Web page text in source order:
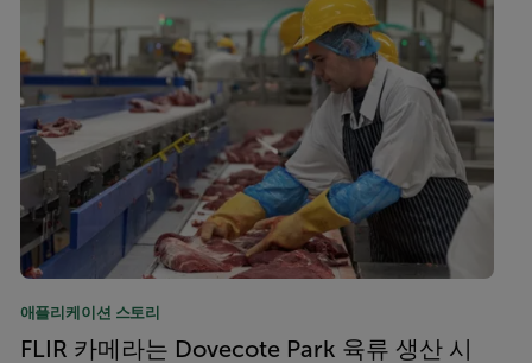
애플리케이션 스토리
FLIR 카메라는 Dovecote Park 육류 생산 시